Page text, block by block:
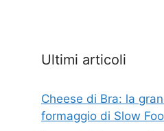
Ultimi articoli
Cheese di Bra: la
formaggio di Slow